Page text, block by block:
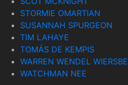
STORMIE OMARTIAN
SUSANNAH SPURGEON
TIM LAHAYE
TOMÁS DE KEMPIS
WARREN WENDEL WIERSBE
WATCHMAN NEE